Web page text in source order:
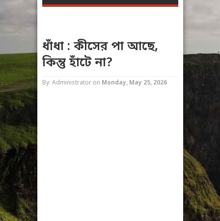
ধাঁধা : কীসের পা আছে,
কিন্তু হাঁটে না?
By: Administrator on Monday, May 25, 2026